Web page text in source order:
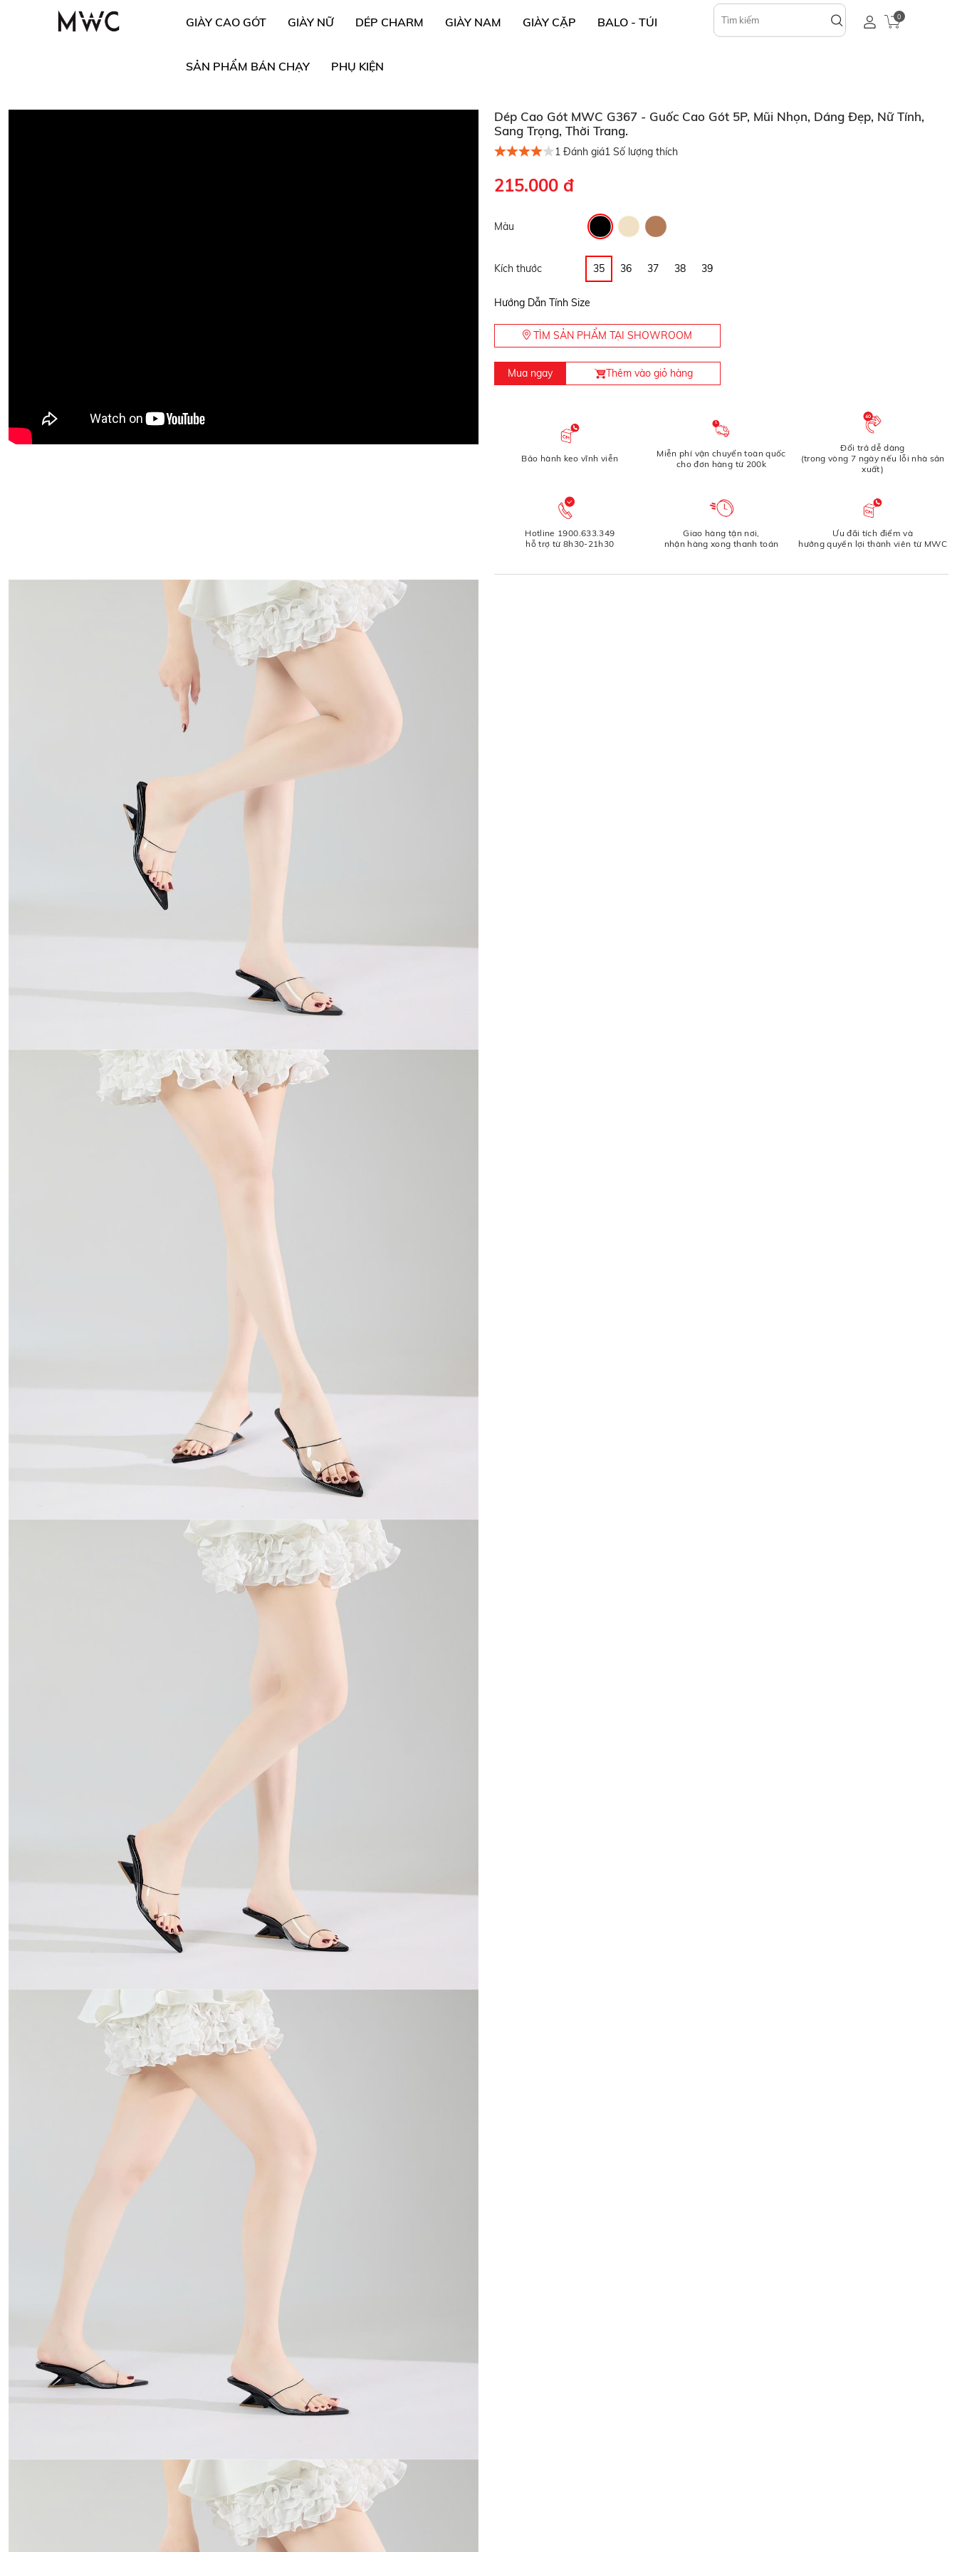
GIÀY CAO GÓT GIÀY NỮ DÉP CHARM GIÀY NAM GIÀY CẶP BALO - TÚI
SẢN PHẨM BÁN CHẠY PHỤ KIỆN
0
Dép Cao Gót MWC G367 - Guốc Cao Gót 5P, Mũi Nhọn, Dáng Đẹp, Nữ Tính,
Sang Trọng, Thời Trang.
1 Đánh giá1 Số lượng thích
215.000 đ
Màu
Kích thước 35 36 37 38 39
Hướng Dẫn Tính Size
TÌM SẢN PHẨM TẠI SHOWROOM
Mua ngay Thêm vào giỏ hàng
Bảo hành keo vĩnh viễn
Miễn phí vận chuyển toàn quốc
cho đơn hàng từ 200k
Đổi trả dễ dàng
(trong vòng 7 ngày nếu lỗi nhà sản
xuất)
Hotline 1900.633.349
hỗ trợ từ 8h30-21h30
Giao hàng tận nơi,
nhận hàng xong thanh toán
Ưu đãi tích điểm và
hưởng quyền lợi thành viên từ MWC